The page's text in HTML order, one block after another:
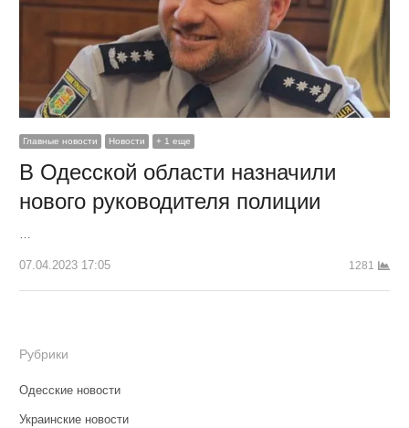
Главные новости Новости + 1 еще
В Одесской области назначили
нового руководителя полиции
07.04.2023 17:05 1281
Рубрики
Одесские новости
Украинские новости